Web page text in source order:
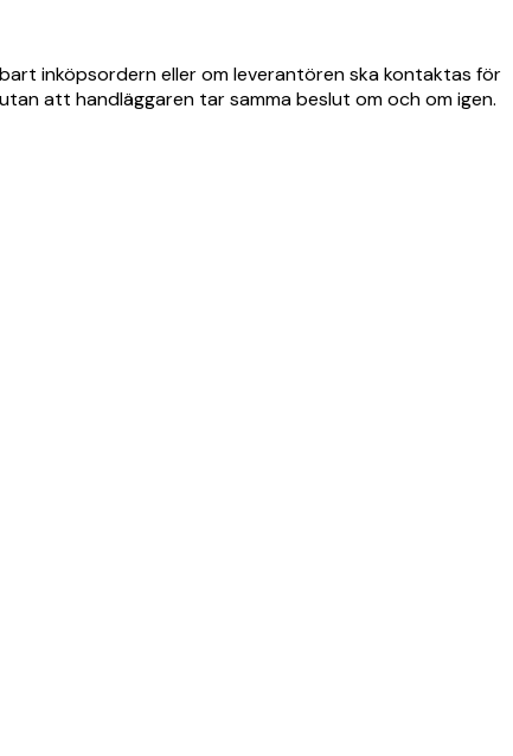
inköpsordern eller om leverantören ska kontaktas för
att handläggaren tar samma beslut om och om igen.